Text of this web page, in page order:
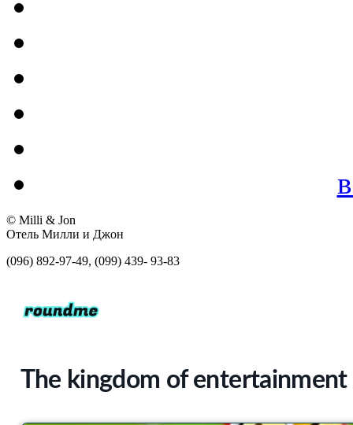
© Milli & Jon
Отель Милли и Джон
(096) 892-97-49, (099) 439- 93-83